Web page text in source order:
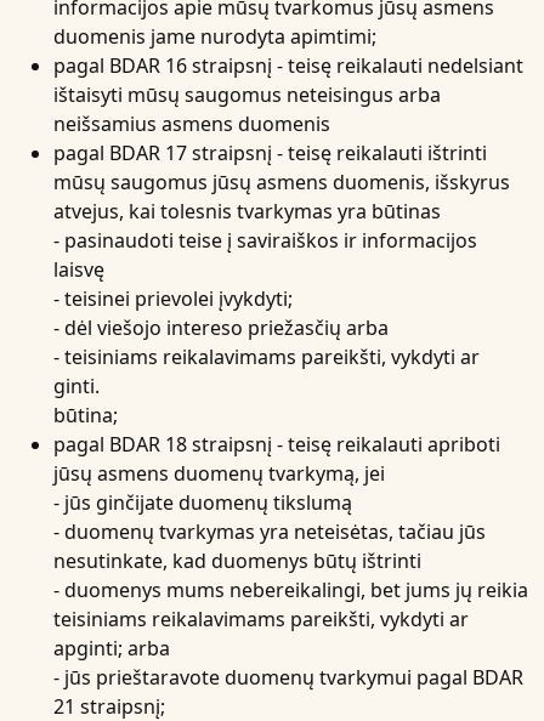
informacijos apie mūsų tvarkomus jūsų asmens
duomenis jame nurodyta apimtimi;
pagal BDAR 16 straipsnį - teisę reikalauti nedelsiant
ištaisyti mūsų saugomus neteisingus arba
neišsamius asmens duomenis
pagal BDAR 17 straipsnį - teisę reikalauti ištrinti
mūsų saugomus jūsų asmens duomenis, išskyrus
atvejus, kai tolesnis tvarkymas yra būtinas
- pasinaudoti teise į saviraiškos ir informacijos
laisvę
- teisinei prievolei įvykdyti;
- dėl viešojo intereso priežasčių arba
- teisiniams reikalavimams pareikšti, vykdyti ar
ginti.
būtina;
pagal BDAR 18 straipsnį - teisę reikalauti apriboti
jūsų asmens duomenų tvarkymą, jei
- jūs ginčijate duomenų tikslumą
- duomenų tvarkymas yra neteisėtas, tačiau jūs
nesutinkate, kad duomenys būtų ištrinti
- duomenys mums nebereikalingi, bet jums jų reikia
teisiniams reikalavimams pareikšti, vykdyti ar
apginti; arba
- jūs prieštaravote duomenų tvarkymui pagal BDAR
21 straipsnį;